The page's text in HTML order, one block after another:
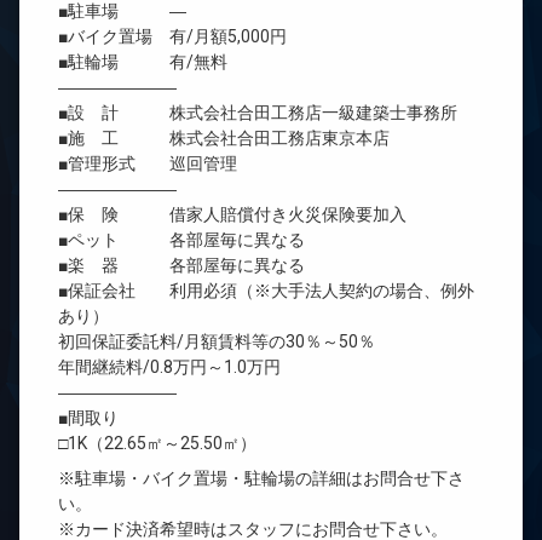
■駐車場 ―
■バイク置場 有/月額5,000円
■駐輪場 有/無料
―――――――
■設 計 株式会社合田工務店一級建築士事務所
■施 工 株式会社合田工務店東京本店
■管理形式 巡回管理
―――――――
■保 険 借家人賠償付き火災保険要加入
■ペット 各部屋毎に異なる
■楽 器 各部屋毎に異なる
■保証会社 利用必須（※大手法人契約の場合、例外
あり）
初回保証委託料/月額賃料等の30％～50％
年間継続料/0.8万円～1.0万円
―――――――
■間取り
□1K（22.65㎡～25.50㎡）
※駐車場・バイク置場・駐輪場の詳細はお問合せ下さ
い。
※カード決済希望時はスタッフにお問合せ下さい。